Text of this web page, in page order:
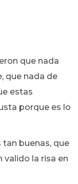
que nada
que nada de
estas
porque es lo
buenas, que
valido la risa en